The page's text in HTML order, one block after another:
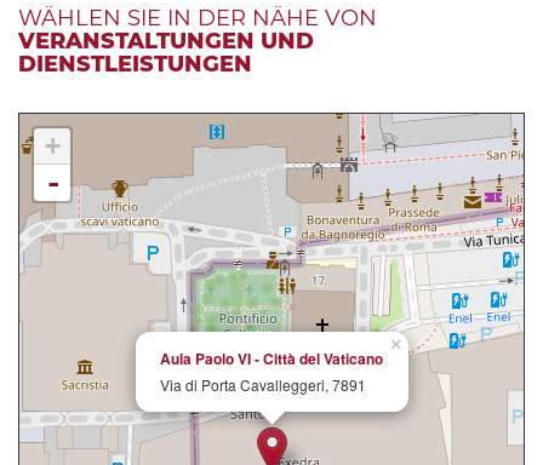
WÄHLEN SIE IN DER NÄHE VON
VERANSTALTUNGEN UND
DIENSTLEISTUNGEN
×
Aula Paolo VI - Città del Vaticano
Via di Porta Cavalleggeri, 7891
+
-